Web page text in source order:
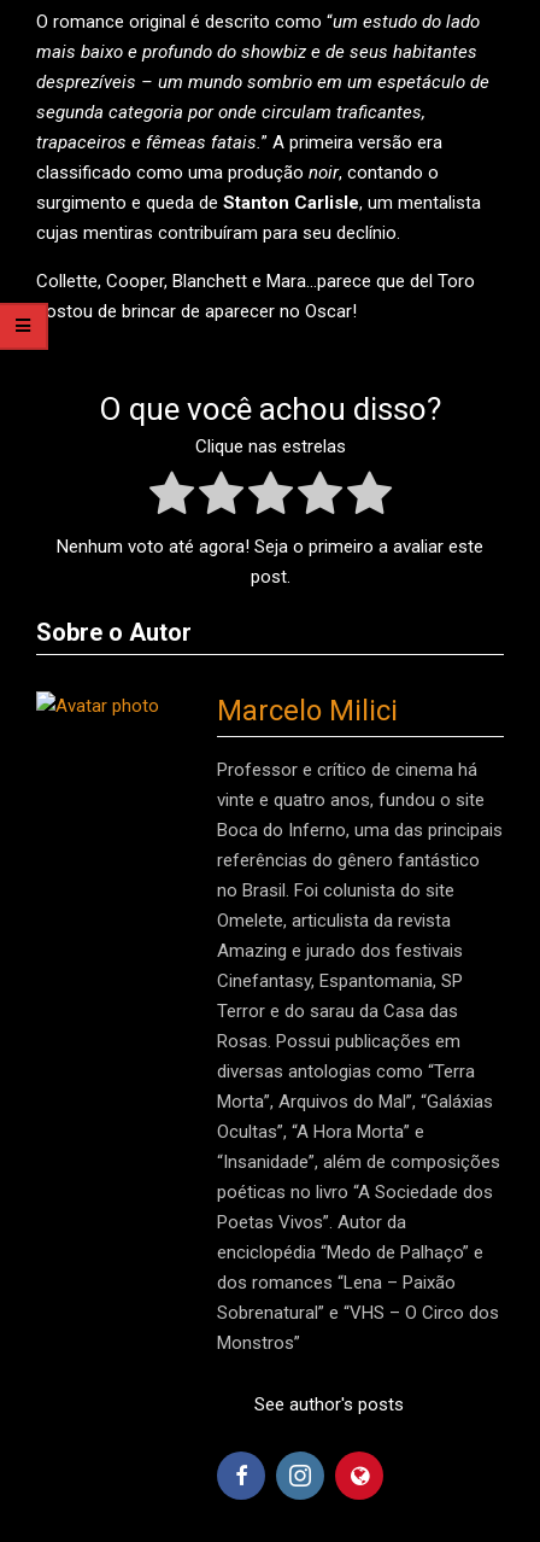
O romance original é descrito como “um estudo do lado
mais baixo e profundo do showbiz e de seus habitantes
desprezíveis – um mundo sombrio em um espetáculo de
segunda categoria por onde circulam traficantes,
trapaceiros e fêmeas fatais.” A primeira versão era
classificado como uma produção noir, contando o
surgimento e queda de Stanton Carlisle, um mentalista
cujas mentiras contribuíram para seu declínio.
Collette, Cooper, Blanchett e Mara…parece que del Toro
gostou de brincar de aparecer no Oscar!
O que você achou disso?
Clique nas estrelas
Nenhum voto até agora! Seja o primeiro a avaliar este
post.
Sobre o Autor
Marcelo Milici
Professor e crítico de cinema há
vinte e quatro anos, fundou o site
Boca do Inferno, uma das principais
referências do gênero fantástico
no Brasil. Foi colunista do site
Omelete, articulista da revista
Amazing e jurado dos festivais
Cinefantasy, Espantomania, SP
Terror e do sarau da Casa das
Rosas. Possui publicações em
diversas antologias como “Terra
Morta”, Arquivos do Mal”, “Galáxias
Ocultas”, “A Hora Morta” e
“Insanidade”, além de composições
poéticas no livro “A Sociedade dos
Poetas Vivos”. Autor da
enciclopédia “Medo de Palhaço” e
dos romances “Lena – Paixão
Sobrenatural” e “VHS – O Circo dos
Monstros”
See author's posts